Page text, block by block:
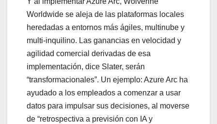
Worldwide se aleja de las plataformas locales
heredadas a entornos más ágiles, multinube y
multi-inquilino. Las ganancias en velocidad y
agilidad comercial derivadas de esa
implementación, dice Slater, serán
“transformacionales”. Un ejemplo: Azure Arc ha
ayudado a los empleados a comenzar a usar
datos para impulsar sus decisiones, al moverse
de “retrospectiva a previsión con IA y